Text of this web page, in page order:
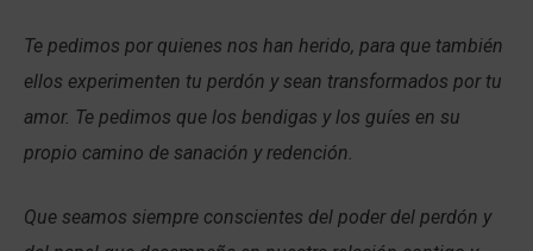
Te pedimos por quienes nos han herido, para que también
ellos experimenten tu perdón y sean transformados por tu
amor. Te pedimos que los bendigas y los guíes en su
propio camino de sanación y redención.
Que seamos siempre conscientes del poder del perdón y